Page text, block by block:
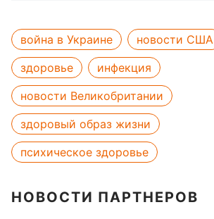
война в Украине новости США
здоровье
инфекция
новости Великобритании
здоровый образ жизни
психическое здоровье
НОВОСТИ ПАРТНЕРОВ